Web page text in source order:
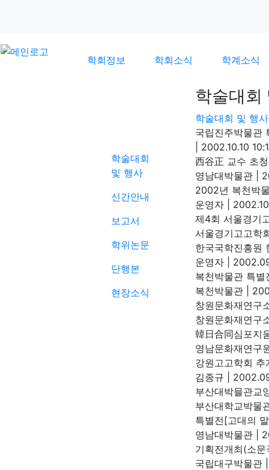
학회정보 학회소식 학계소식
학술대회
및 행사
신간안내
보고서
학위논문
단행본
현장소식
학술대회
학술대회 및 행사
국립진주박물관
2002.10.10
西谷正 교수 초
영남대박물관
2002년 복천박
운영자
제4회 서울경기
서울경기고고학
한국국학진흥원
운영자
복천박물관 특
복천박물관
창원문화재연구
창원문화재연구
韓日合同심포지
영남문화재연구
강원고고학회
김종규
부산대박믈관교
부산대학교박물
특별전[고대의
영남대박물관
기획전개최(소
국립대구박물관